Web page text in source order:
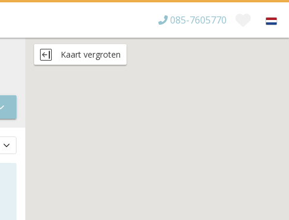
085-7605770
Bereikbaar tot
Kaart vergroten